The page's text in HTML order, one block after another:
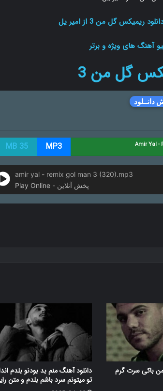
دانلود ریمیکس گل من 3 از امیر یل
آهنگ های ویژه و برتر
گل من 3
دانــلود
MP3
35 MB
amir yal - remix gol man 3 (320).mp3
Play Online - پخش آنلاین
باکی سرت گرم
دانلود آهنگ منم بد بودنو بلدم
تو میتونم سرد باشم بلدم و متن